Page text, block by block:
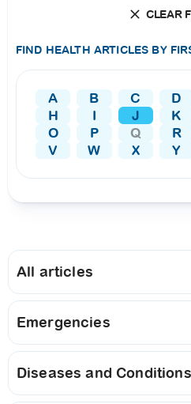
CLEAR
FIND HEALTH ARTICLES BY
A B C D
H
I J K
O
P Q R
V
W X Y
All articles
Emergencies
Diseases and Conditions